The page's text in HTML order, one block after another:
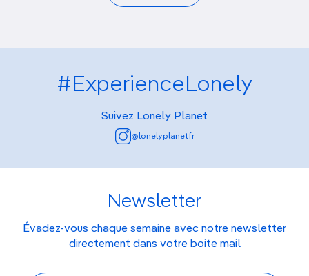
#ExperienceLonely
Suivez Lonely Planet
@lonelyplanetfr
Newsletter
Évadez-vous chaque semaine avec notre newsletter
directement dans votre boite mail